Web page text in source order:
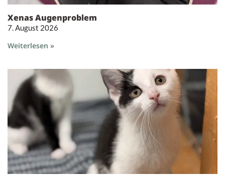
Xenas Augenproblem
7. August 2026
Weiterlesen »